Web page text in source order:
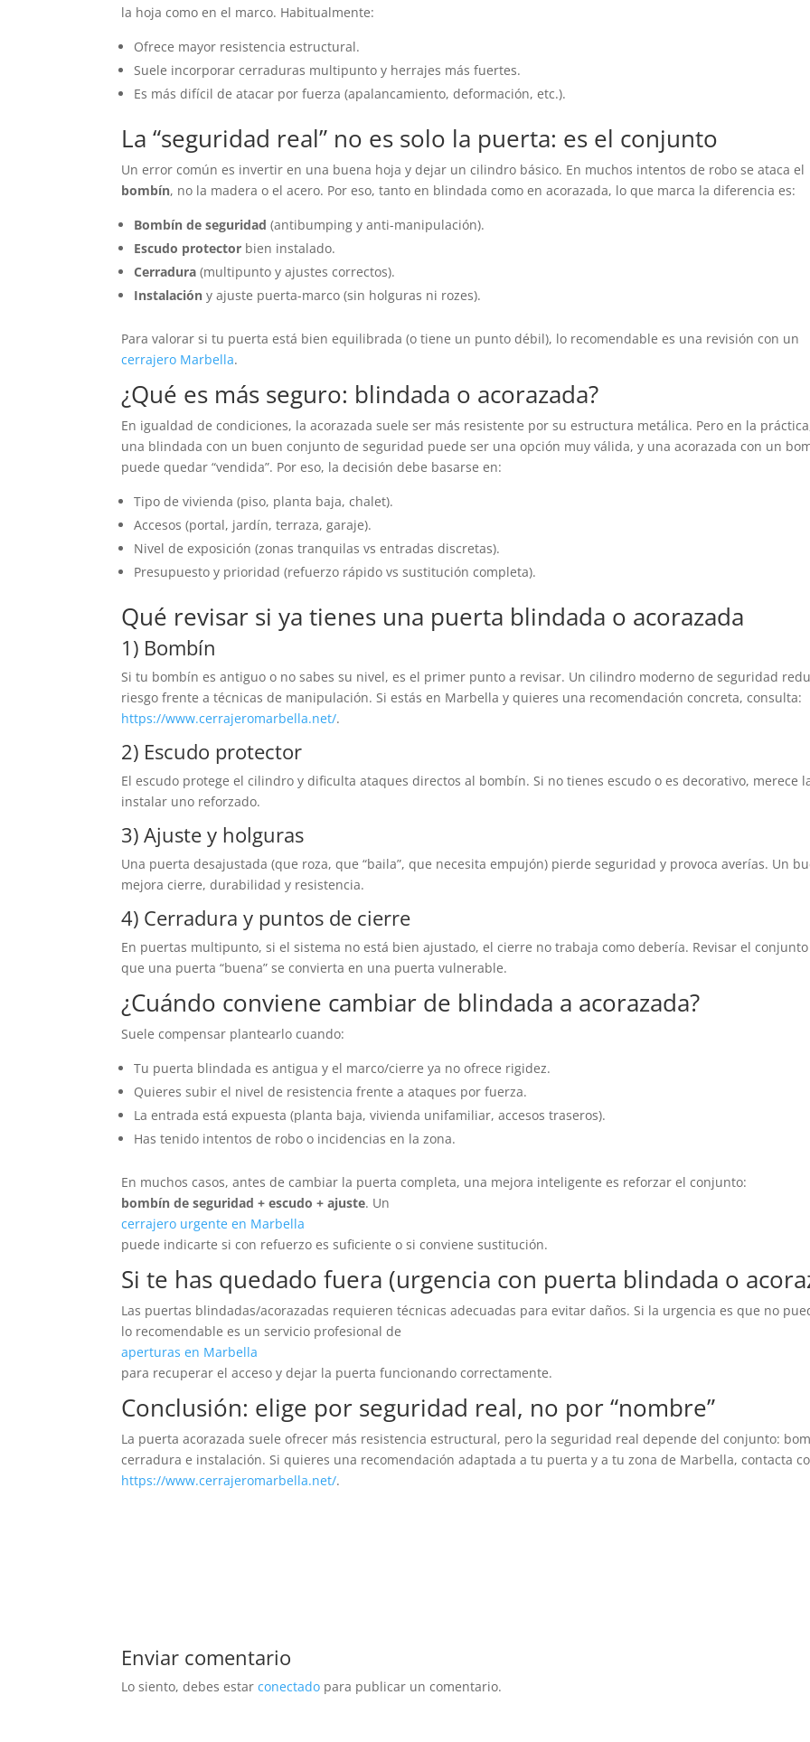
la hoja como en el marco. Habitualmente:
Ofrece mayor resistencia estructural.
Suele incorporar cerraduras multipunto y herrajes más fuertes.
Es más difícil de atacar por fuerza (apalancamiento, deformación, etc.).
La “seguridad real” no es solo la puerta: es el conjunto
Un error común es invertir en una buena hoja y dejar un cilindro básico. En muchos intentos de robo se ataca el
bombín, no la madera o el acero. Por eso, tanto en blindada como en acorazada, lo que marca la diferencia es:
Bombín de seguridad (antibumping y anti-manipulación).
Escudo protector bien instalado.
Cerradura (multipunto y ajustes correctos).
Instalación y ajuste puerta-marco (sin holguras ni rozes).
Para valorar si tu puerta está bien equilibrada (o tiene un punto débil), lo recomendable es una revisión con un
cerrajero Marbella.
¿Qué es más seguro: blindada o acorazada?
En igualdad de condiciones, la acorazada suele ser más resistente por su estructura metálica. Pero en la
una blindada con un buen conjunto de seguridad puede ser una opción muy válida, y una acorazada con un
puede quedar “vendida”. Por eso, la decisión debe basarse en:
Tipo de vivienda (piso, planta baja, chalet).
Accesos (portal, jardín, terraza, garaje).
Nivel de exposición (zonas tranquilas vs entradas discretas).
Presupuesto y prioridad (refuerzo rápido vs sustitución completa).
Qué revisar si ya tienes una puerta blindada o acorazada
1) Bombín
Si tu bombín es antiguo o no sabes su nivel, es el primer punto a revisar. Un cilindro moderno de seguridad
riesgo frente a técnicas de manipulación. Si estás en Marbella y quieres una recomendación concreta, consulta:
https://www.cerrajeromarbella.net/.
2) Escudo protector
El escudo protege el cilindro y dificulta ataques directos al bombín. Si no tienes escudo o es decorativo, merece
instalar uno reforzado.
3) Ajuste y holguras
Una puerta desajustada (que roza, que “baila”, que necesita empujón) pierde seguridad y provoca averías. Un
mejora cierre, durabilidad y resistencia.
4) Cerradura y puntos de cierre
En puertas multipunto, si el sistema no está bien ajustado, el cierre no trabaja como debería. Revisar el
que una puerta “buena” se convierta en una puerta vulnerable.
¿Cuándo conviene cambiar de blindada a acorazada?
Suele compensar plantearlo cuando:
Tu puerta blindada es antigua y el marco/cierre ya no ofrece rigidez.
Quieres subir el nivel de resistencia frente a ataques por fuerza.
La entrada está expuesta (planta baja, vivienda unifamiliar, accesos traseros).
Has tenido intentos de robo o incidencias en la zona.
En muchos casos, antes de cambiar la puerta completa, una mejora inteligente es reforzar el conjunto:
bombín de seguridad + escudo + ajuste. Un
cerrajero urgente en Marbella
puede indicarte si con refuerzo es suficiente o si conviene sustitución.
Si te has quedado fuera (urgencia con puerta blindada o
Las puertas blindadas/acorazadas requieren técnicas adecuadas para evitar daños. Si la urgencia es que no
lo recomendable es un servicio profesional de
aperturas en Marbella
para recuperar el acceso y dejar la puerta funcionando correctamente.
Conclusión: elige por seguridad real, no por “nombre”
La puerta acorazada suele ofrecer más resistencia estructural, pero la seguridad real depende del conjunto:
cerradura e instalación. Si quieres una recomendación adaptada a tu puerta y a tu zona de Marbella, contacta
https://www.cerrajeromarbella.net/.
Enviar comentario
Lo siento, debes estarconectado para publicar un comentario.